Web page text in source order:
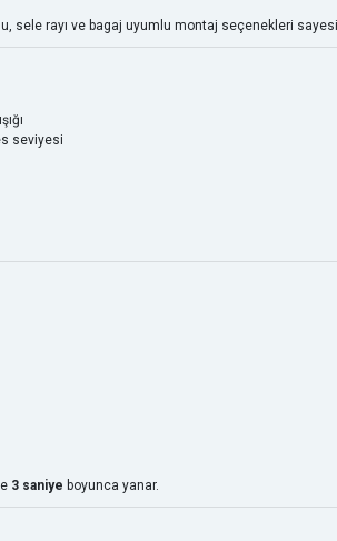
sele rayı ve bagaj uyumlu montaj seçenekleri
seviyesi
3 saniye boyunca yanar.